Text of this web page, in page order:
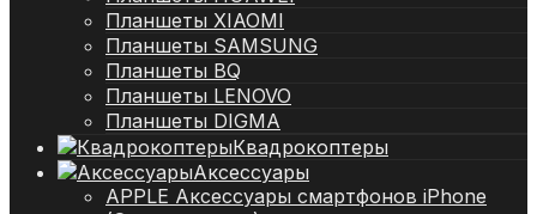
Планшеты XIAOMI
Планшеты SAMSUNG
Планшеты BQ
Планшеты LENOVO
Планшеты DIGMA
Квадрокоптеры
Аксессуары
APPLE Аксессуары смартфонов iPhone